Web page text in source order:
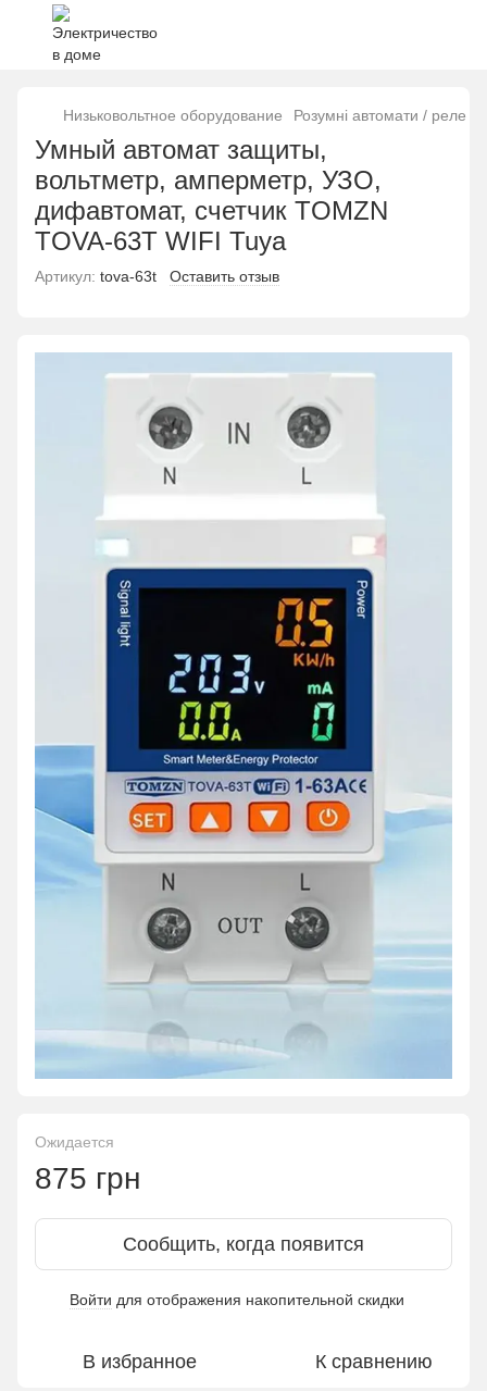
Низьковольтное оборудование Розумні автомати / реле
Умный автомат защиты,
вольтметр, амперметр, УЗО,
дифавтомат, счетчик TOMZN
TOVA-63T WIFI Tuya
Артикул: tova-63t Оставить отзыв
Ожидается
875 грн
Сообщить, когда появится
Войти для отображения накопительной скидки
В избранное К сравнению